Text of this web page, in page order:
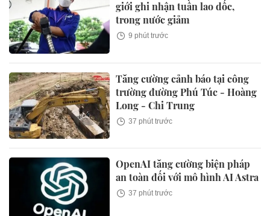
giới ghi nhận tuần lao dốc,
trong nước giảm
9 phút trước
Tăng cường cảnh báo tại công
trường đường Phú Túc - Hoàng
Long - Chi Trung
37 phút trước
OpenAI tăng cường biện pháp
an toàn đối với mô hình AI Astra
37 phút trước